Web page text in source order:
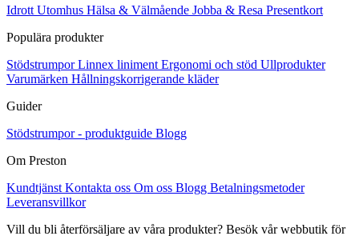
Idrott Utomhus Hälsa & Välmående Jobba & Resa Presentkort
Populära produkter
StödstrumporLinnex liniment Ergonomi och stöd Ullprodukter
Varumärken Hållningskorrigerande kläder
Guider
Stödstrumpor - produktguide Blogg
Om Preston
Kundtjänst Kontakta oss Om oss Blogg Betalningsmetoder
Leveransvillkor
Vill du bli återförsäljare av våra produkter? Besök vår webbutik för